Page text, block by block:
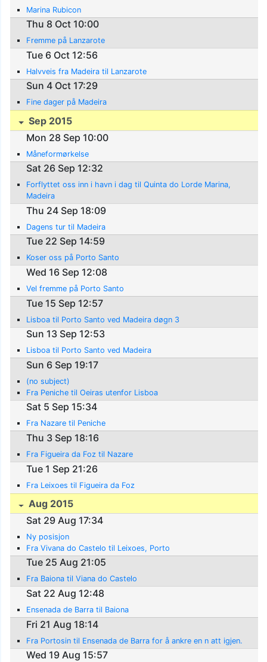
Marina Rubicon
Thu 8 Oct 10:00
Fremme på Lanzarote
Tue 6 Oct 12:56
Halvveis fra Madeira til Lanzarote
Sun 4 Oct 17:29
Fine dager på Madeira
Sep 2015
Mon 28 Sep 10:00
Måneformørkelse
Sat 26 Sep 12:32
Forflyttet oss inn i havn i dag til Quinta do Lorde Marina,
Madeira
Thu 24 Sep 18:09
Dagens tur til Madeira
Tue 22 Sep 14:59
Koser oss på Porto Santo
Wed 16 Sep 12:08
Vel fremme på Porto Santo
Tue 15 Sep 12:57
Lisboa til Porto Santo ved Madeira døgn 3
Sun 13 Sep 12:53
Lisboa til Porto Santo ved Madeira
Sun 6 Sep 19:17
(no subject)
Fra Peniche til Oeiras utenfor Lisboa
Sat 5 Sep 15:34
Fra Nazare til Peniche
Thu 3 Sep 18:16
Fra Figueira da Foz til Nazare
Tue 1 Sep 21:26
Fra Leixoes til Figueira da Foz
Aug 2015
Sat 29 Aug 17:34
Ny posisjon
Fra Vivana do Castelo til Leixoes, Porto
Tue 25 Aug 21:05
Fra Baiona til Viana do Castelo
Sat 22 Aug 12:48
Ensenada de Barra til Baiona
Fri 21 Aug 18:14
Fra Portosin til Ensenada de Barra for å ankre en n att igjen.
Wed 19 Aug 15:57